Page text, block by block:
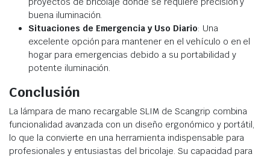
buena iluminación.
Situaciones de Emergencia y Uso Diario: Una
excelente opción para mantener en el vehículo o en el
hogar para emergencias debido a su portabilidad y
potente iluminación.
Conclusión
La lámpara de mano recargable SLIM de Scangrip combina
funcionalidad avanzada con un diseño ergonómico y portátil,
lo que la convierte en una herramienta indispensable para
profesionales y entusiastas del bricolaje. Su capacidad para